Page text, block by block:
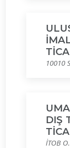
10010
DIŞ
İTOB